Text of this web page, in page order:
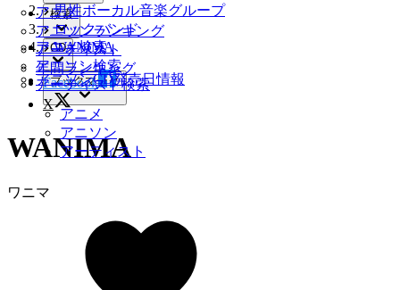
アニメ
アニソンランキング
アーティスト
年間ランキング
検索
アニメ検索
アニソン検索
アーティスト検索
CD
アニソンCD発売日情報
ブックマーク
アニメ
アニソン
アーティスト
男性ボーカル音楽グループ
ロックバンド
WANIMA
Facebook
X
WANIMA
ワニマ